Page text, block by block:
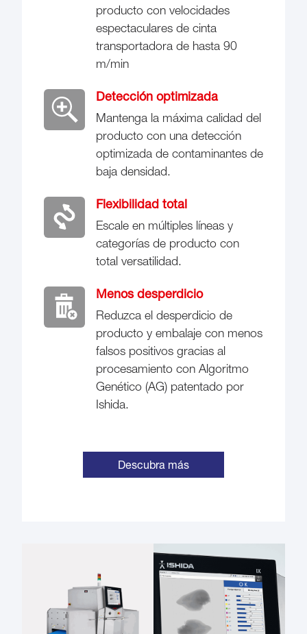
producto con velocidades
espectaculares de cinta
transportadora de hasta 90
m/min
Detección optimizada
Mantenga la máxima calidad del
producto con una detección
optimizada de contaminantes de
baja densidad.
Flexibilidad total
Escale en múltiples líneas y
categorías de producto con
total versatilidad.
Menos desperdicio
Reduzca el desperdicio de
producto y embalaje con menos
falsos positivos gracias al
procesamiento con Algoritmo
Genético (AG) patentado por
Ishida.
Descubra más